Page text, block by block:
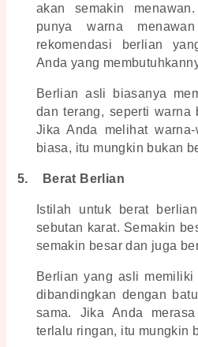
akan semakin menawan.
punya warna
rekomendasi berlian
Anda yang
Berlian asli biasanya
dan terang, seperti warna
Jika Anda melihat
biasa, itu mungkin bukan
5. Berat Berlian
Istilah untuk berat
sebutan karat. Semakin
semakin besar dan juga
Berlian yang asli
dibandingkan dengan
sama. Jika Anda
terlalu ringan, itu mungkin